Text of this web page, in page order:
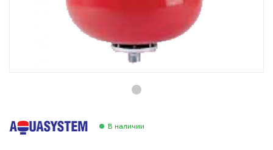
Инструменты и техника
Товары для дома
Сантехника В наличии